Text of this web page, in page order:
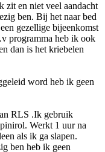
zit en niet veel aandacht
ben. Bij het naar bed
gezellige bijeenkomst
programma heb ik ook
dan is het kriebelen
word heb ik geen
RLS .Ik gebruik
Werkt 1 uur na
als ik ga slapen.
ben heb ik geen